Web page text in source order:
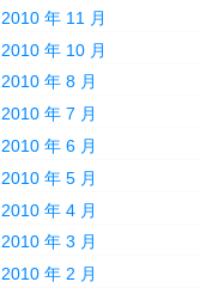
2010 年 11 月
2010 年 10 月
2010 年 8 月
2010 年 7 月
2010 年 6 月
2010 年 5 月
2010 年 4 月
2010 年 3 月
2010 年 2 月